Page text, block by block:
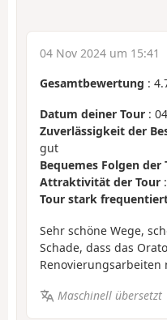
04 Nov 2024 um 15:41
Gesamtbewertung :
Datum deiner Tour :
Zuverlässigkeit der
gut
Bequemes Folgen der
Attraktivität der Tour
Tour stark
Sehr schöne Wege,
Schade, dass das
Renovierungsarbeiten
Maschinell übersetzt